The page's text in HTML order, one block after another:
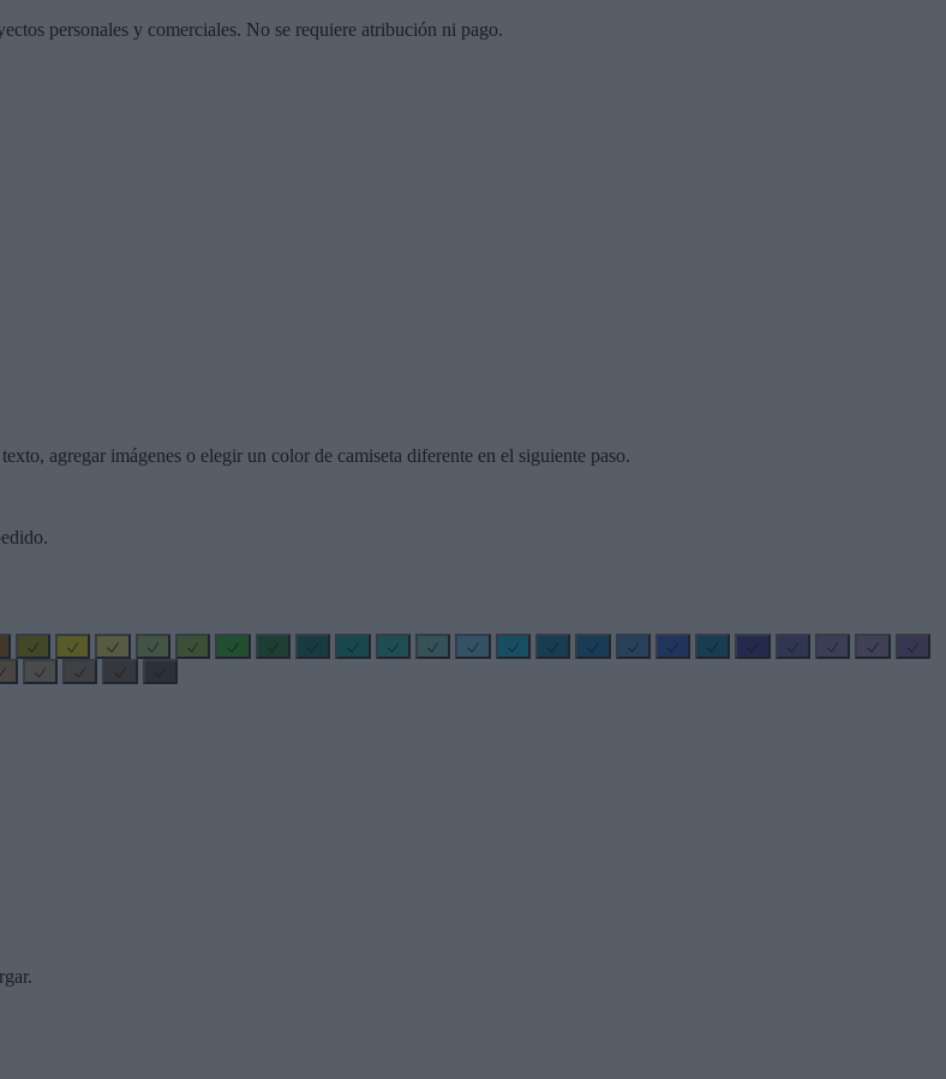
personales y comerciales. No se requiere atribución ni pago.
agregar imágenes o elegir un color de camiseta diferente en el siguiente paso.